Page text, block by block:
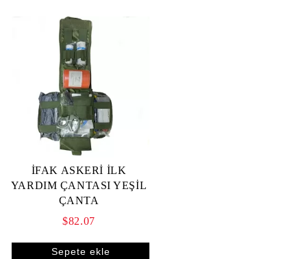
İFAK ASKERİ İLK
YARDIM ÇANTASI YEŞİL
ÇANTA
$82.07